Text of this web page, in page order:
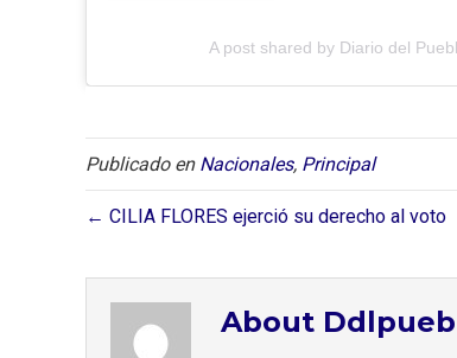
A post shared by Diario del
Publicado en Nacionales, Principal
← CILIA FLORES ejerció su derecho al voto
About